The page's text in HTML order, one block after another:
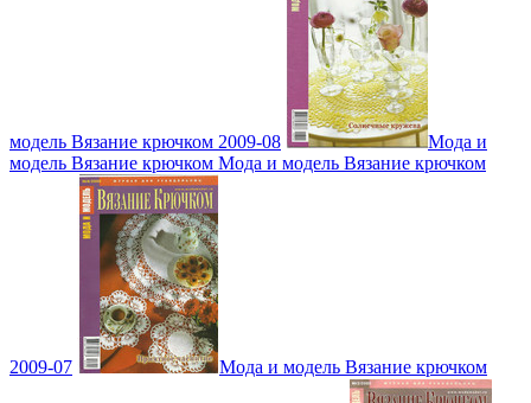
модель Вязание крючком 2009-08
Мода и
модель Вязание крючком Мода и модель Вязание крючком
2009-07 Мода и модель Вязание крючком